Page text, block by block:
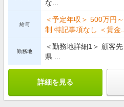
な...
給与
＜予定年収＞ 500万円
制 特記事項なし ＜賃金...
勤務地
＜勤務地詳細1＞ 顧客
県 ...
詳細を見る